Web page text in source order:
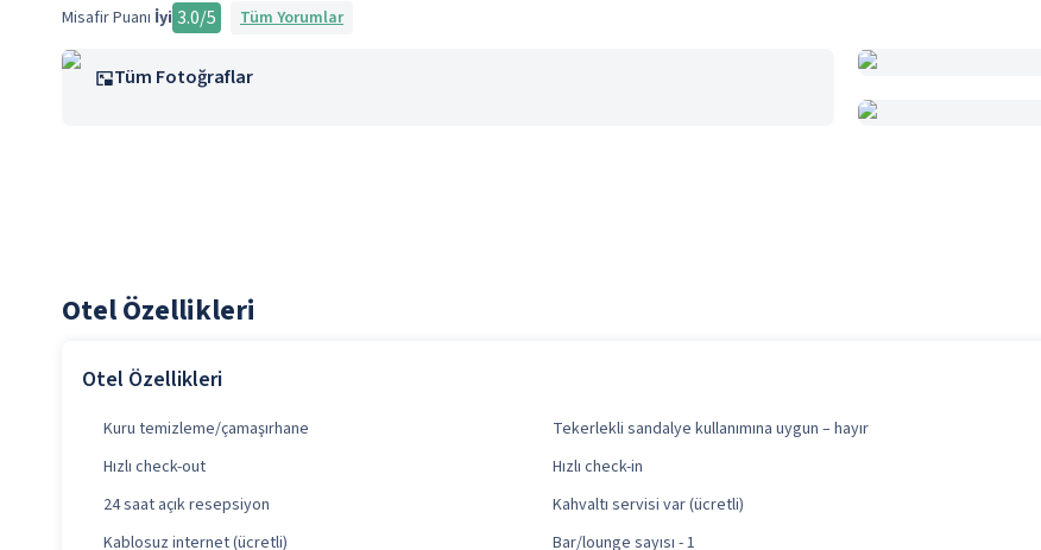
Misafir Puanı İyi 3.0/5 Tüm Yorumlar
Tüm Fotoğraflar
Otel Özellikleri
Otel Özellikleri
Kuru temizleme/çamaşırhane Tekerlekli sandalye kullanımına uygun – hayır
Hızlı check-out
Hızlı check-in
24 saat açık resepsiyon
Kahvaltı servisi var (ücretli)
Kablosuz internet (ücretli)
Bar/lounge sayısı - 1